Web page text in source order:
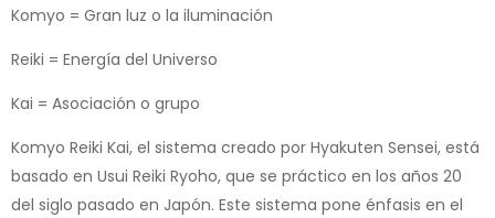
Komyo = Gran luz o la iluminación
Reiki = Energía del Universo
Kai = Asociación o grupo
Komyo Reiki Kai, el sistema creado por Hyakuten Sensei, está
basado en Usui Reiki Ryoho, que se práctico en los años 20
del siglo pasado en Japón. Este sistema pone énfasis en el